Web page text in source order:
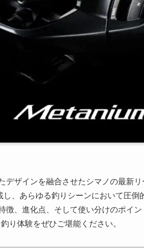
デザインを融合させたシマノの最新
、あらゆる釣りシーンにおいて圧倒
徴、進化点、そして使い分けのポイ
り体験をぜひご堪能ください。